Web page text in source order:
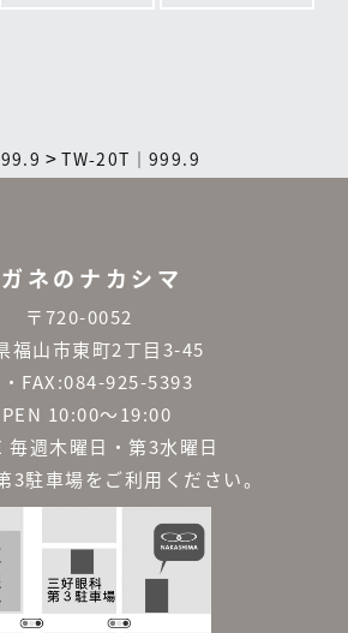
>TW-20T｜999.9
ネのナカシマ
〒720-0052
福山市東町2丁目3-45
FAX:084-925-5393
10:00～19:00
毎週木曜日・第3水曜日
3駐車場をご利用ください。